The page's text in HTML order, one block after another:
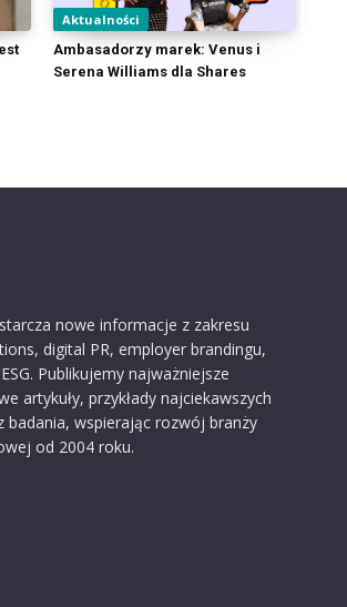
Aktualności
Ambasadorzy marek: Venus i
Serena Williams dla Shares
nowe informacje z zakresu
digital PR, employer brandingu,
Publikujemy najważniejsze
artykuły, przykłady najciekawszych
badania, wspierając rozwój branży
od 2004 roku.